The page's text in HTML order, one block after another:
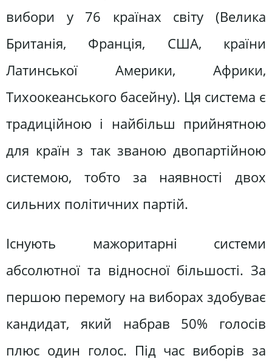
вибори у 76 країнах світу (Велика
Британія, Франція, США, країни
Латинської Америки, Африки,
Тихоокеанського басейну). Ця система є
традиційною і найбільш прийнятною
для країн з так званою двопартійною
системою, тобто за наявності двох
сильних політичних партій.
Існують мажоритарні системи
абсолютної та відносної більшості. За
першою перемогу на виборах здобуває
кандидат, який набрав 50% голосів
плюс один голос. Під час виборів за